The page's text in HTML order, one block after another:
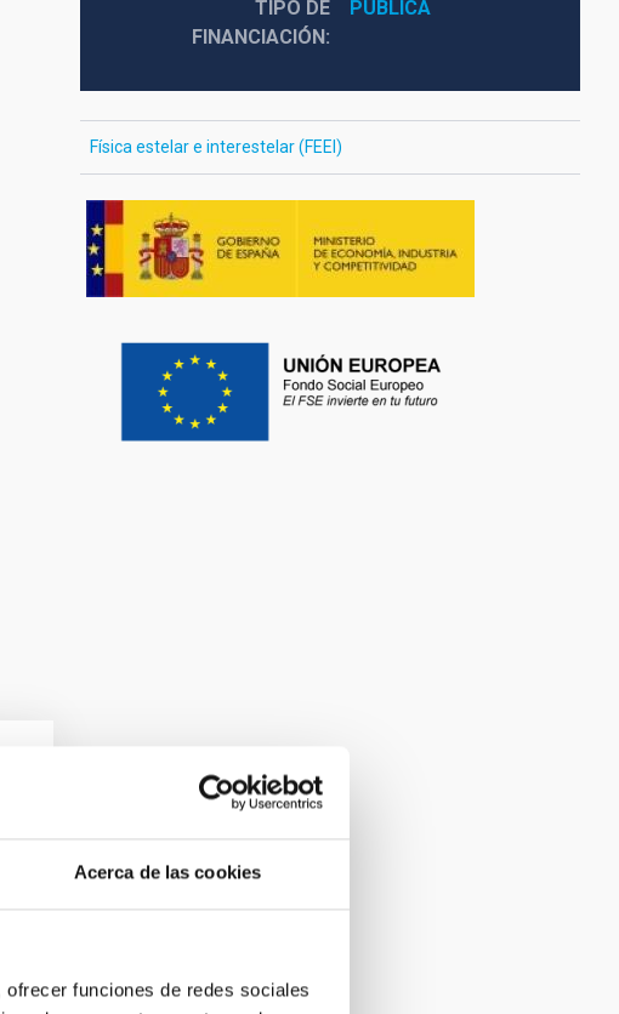
Acerca de las cookies
funciones de redes sociales
TIPO DE
FINANCIACIÓN
PÚBLICA
Física estelar e interestelar (FEEI)